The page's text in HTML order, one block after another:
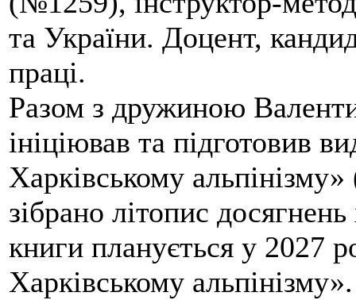
та України. Доцент,
праці.
Разом з дружиною
ініціював та підготовив
Харківському
зібрано літопис
книги планується у 2027
Харківському альпінізму».